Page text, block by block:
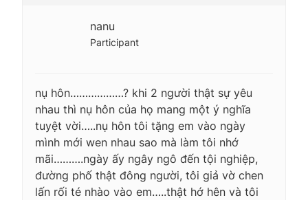
nanu
Participant
nụ hôn………………? khi 2 người thật sự yêu
nhau thì nụ hôn của họ mang một ý nghĩa
tuyệt vời…..nụ hôn tôi tặng em vào ngày
mình mới wen nhau sao mà làm tôi nhớ
mãi……….ngày ấy ngây ngô đến tội nghiệp,
đường phố thật đông người, tôi giả vờ chen
lấn rối té nhào vào em…..thật hớ hên và tôi